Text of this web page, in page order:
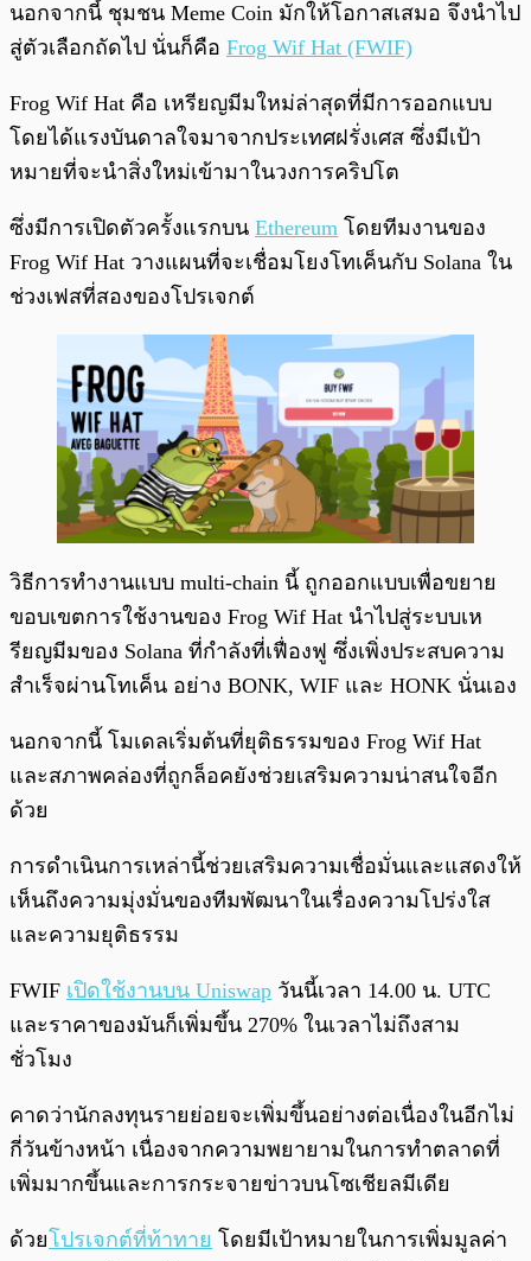
นอกจากนี้ ชุมชน Meme Coin มักให้โอกาสเสมอ จึงนำไป
สู่ตัวเลือกถัดไป นั่นก็คือ Frog Wif Hat (FWIF)
Frog Wif Hat คือ เหรียญมีมใหม่ล่าสุดที่มีการออกแบบ
โดยได้แรงบันดาลใจมาจากประเทศฝรั่งเศส ซึ่งมีเป้า
หมายที่จะนำสิ่งใหม่เข้ามาในวงการคริปโต
ซึ่งมีการเปิดตัวครั้งแรกบน Ethereum โดยทีมงานของ
Frog Wif Hat วางแผนที่จะเชื่อมโยงโทเค็นกับ Solana ใน
ช่วงเฟสที่สองของโปรเจกต์
วิธีการทำงานแบบ multi-chain นี้ ถูกออกแบบเพื่อขยาย
ขอบเขตการใช้งานของ Frog Wif Hat นำไปสู่ระบบเห
รียญมีมของ Solana ที่กำลังที่เฟื่องฟู ซึ่งเพิ่งประสบความ
สำเร็จผ่านโทเค็น อย่าง BONK, WIF และ HONK นั่นเอง
นอกจากนี้ โมเดลเริ่มต้นที่ยุติธรรมของ Frog Wif Hat
และสภาพคล่องที่ถูกล็อคยังช่วยเสริมความน่าสนใจอีก
ด้วย
การดำเนินการเหล่านี้ช่วยเสริมความเชื่อมั่นและแสดงให้
เห็นถึงความมุ่งมั่นของทีมพัฒนาในเรื่องความโปร่งใส
และความยุติธรรม
FWIF เปิดใช้งานบน Uniswap วันนี้เวลา 14.00 น. UTC
และราคาของมันก็เพิ่มขึ้น 270% ในเวลาไม่ถึงสาม
ชั่วโมง
คาดว่านักลงทุนรายย่อยจะเพิ่มขึ้นอย่างต่อเนื่องในอีกไม่
กี่วันข้างหน้า เนื่องจากความพยายามในการทำตลาดที่
เพิ่มมากขึ้นและการกระจายข่าวบนโซเชียลมีเดีย
ด้วยโปรเจกต์ที่ท้าทาย โดยมีเป้าหมายในการเพิ่มมูลค่า